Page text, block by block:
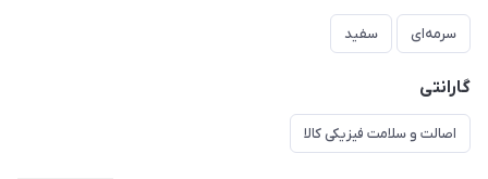
سرمه‌ای سفید
گارانتی
اصالت و سلامت فیزیکی کالا